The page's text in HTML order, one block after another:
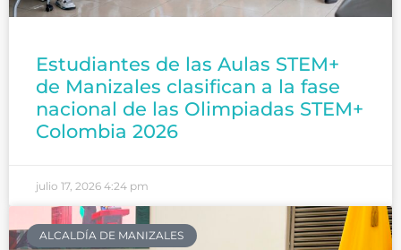
Estudiantes de las Aulas STEM+
de Manizales clasifican a la fase
nacional de las Olimpiadas STEM+
Colombia 2026
julio 17, 2026 4:24 pm
ALCALDÍA DE MANIZALES